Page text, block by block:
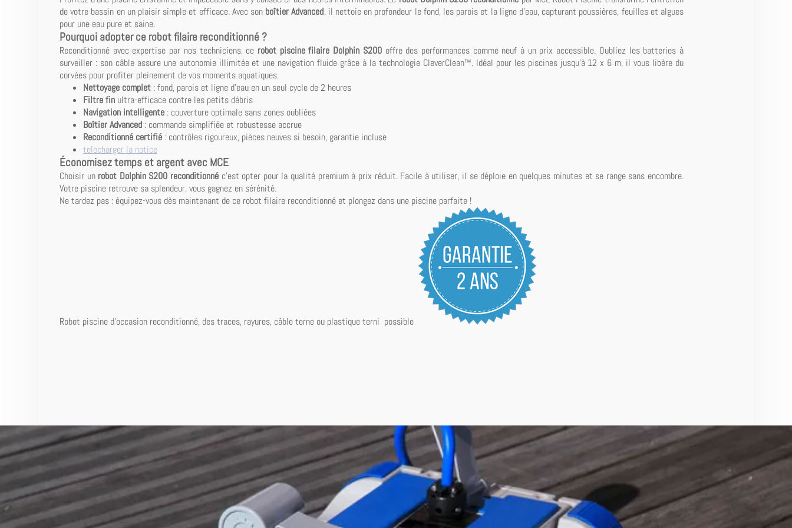
de votre bassin en un plaisir simple et efficace. Avec son boîtier Advanced, il nettoie en profondeur le fond, les parois et la ligne d'eau, capturant poussières, feuilles et algues
pour une eau pure et saine.
Pourquoi adopter ce robot filaire reconditionné ?
Reconditionné avec expertise par nos techniciens, ce robot piscine filaire Dolphin S200offre des performances comme neuf à un prix accessible. Oubliez les batteries à
surveiller : son câble assure une autonomie illimitée et une navigation fluide grâce à la technologie CleverClean™. Idéal pour les piscines jusqu'à 12 x 6 m, il vous libère du
corvées pour profiter pleinement de vos moments aquatiques.
Nettoyage complet : fond, parois et ligne d'eau en un seul cycle de 2 heures
Filtre fin ultra-efficace contre les petits débris
Navigation intelligente : couverture optimale sans zones oubliées
Boîtier Advanced : commande simplifiée et robustesse accrue
Reconditionné certifié : contrôles rigoureux, pièces neuves si besoin, garantie incluse
telecharger la notice
Économisez temps et argent avec MCE
Choisir un robot Dolphin S200 reconditionné c'est opter pour la qualité premium à prix réduit. Facile à utiliser, il se déploie en quelques minutes et se range sans encombre.
Votre piscine retrouve sa splendeur, vous gagnez en sérénité.
Ne tardez pas : équipez-vous dès maintenant de ce robot filaire reconditionné et plongez dans une piscine parfaite !
Robot piscine d'occasion reconditionné, destraces, rayures, câbleterne ou plastiqueterni possible